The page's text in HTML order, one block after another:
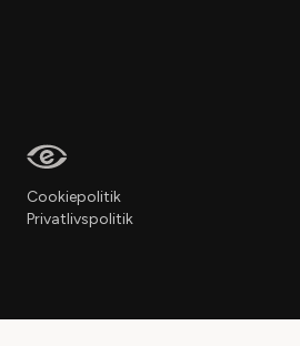
Cookiepolitik
Privatlivspolitik